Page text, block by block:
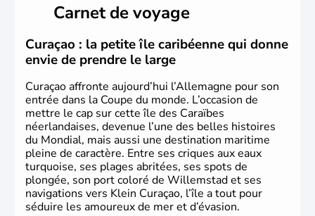
lesquelles bénéficient d'une grande autonomie. Le pays
peut se targuer de grands noms qu'il a vu naître dans tous
les domaines, des arts à la politique en passant par la
philosophie. Hertz, Gutenberg, Heidegger, Thomas Mann,
Herman Hesse ou bien Hegel en font partie.
Carnet de voyage
Curaçao : la petite île caribéenne qui donne
envie de prendre le large
Curaçao affronte aujourd’hui l’Allemagne pour son
entrée dans la Coupe du monde. L’occasion de
mettre le cap sur cette île des Caraïbes
néerlandaises, devenue l’une des belles histoires
du Mondial, mais aussi une destination maritime
pleine de caractère. Entre ses criques aux eaux
turquoise, ses plages abritées, ses spots de
plongée, son port coloré de Willemstad et ses
navigations vers Klein Curaçao, l’île a tout pour
séduire les amoureux de mer et d’évasion.